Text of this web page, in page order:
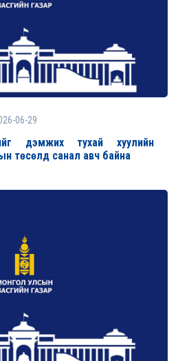
06-29
дэмжих тухай хуулийн
төсөлд санал авч байна